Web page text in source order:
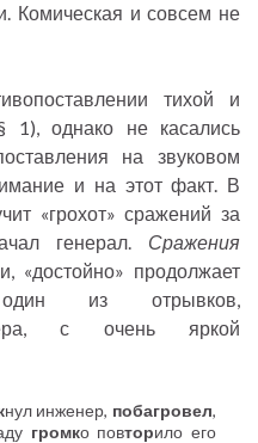
Комическая и совсем не
тихой и
1), однако не касались
на звуковом
и на этот факт. В
«грохот» сражений за
генерал. Сражения
«достойно» продолжает
из отрывков,
с очень яркой
нул инженер, побагровел,
громко повторило его